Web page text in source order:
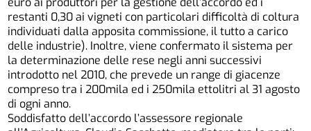
restanti 0,30 ai vigneti con particolari difficoltà di coltura
individuati dalla apposita commissione, il tutto a carico
delle industrie). Inoltre, viene confermato il sistema per
la determinazione delle rese negli anni successivi
introdotto nel 2010, che prevede un range di giacenze
compreso tra i 200mila ed i 250mila ettolitri al 31 agosto
di ogni anno.
Soddisfatto dell’accordo l’assessore regionale